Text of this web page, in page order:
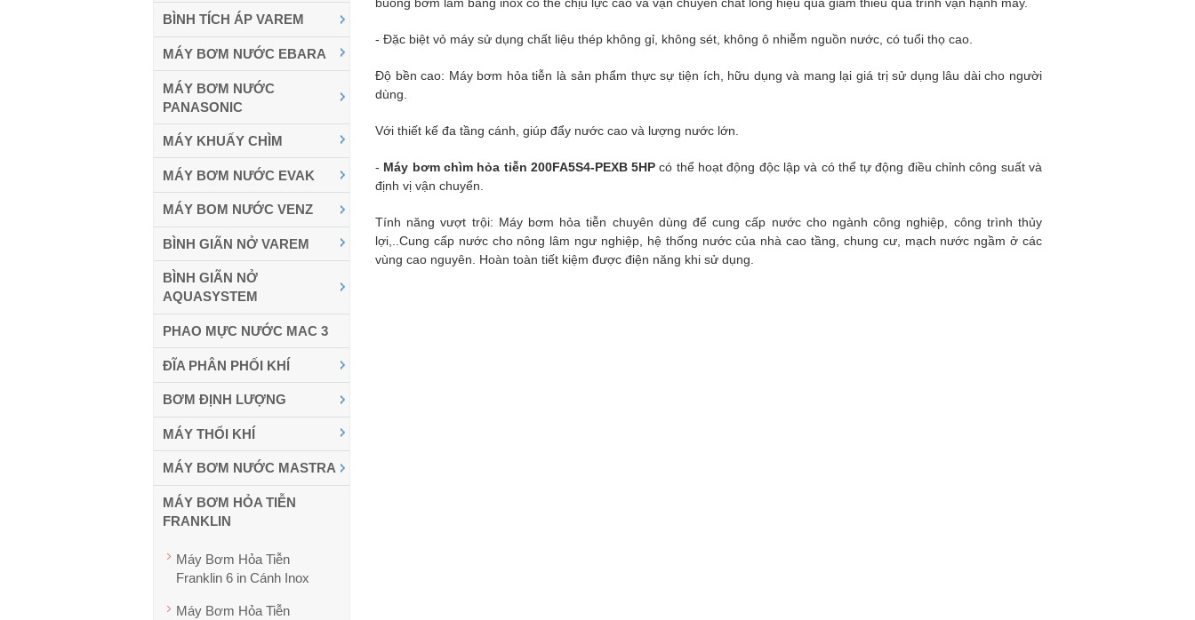
BÌNH TÍCH ÁP VAREM
MÁY BƠM NƯỚC EBARA
MÁY BƠM NƯỚC
PANASONIC
MÁY KHUẤY CHÌM
MÁY BƠM NƯỚC EVAK
MÁY BOM NƯỚC VENZ
BÌNH GIÃN NỞ VAREM
BÌNH GIÃN NỞ
AQUASYSTEM
PHAO MỰC NƯỚC MAC 3
ĐĨA PHÂN PHỐI KHÍ
BƠM ĐỊNH LƯỢNG
MÁY THỔI KHÍ
MÁY BƠM NƯỚC MASTRA
MÁY BƠM HỎA TIỄN
FRANKLIN
Máy Bơm Hỏa Tiễn
Franklin 6 in Cánh Inox
Máy Bơm Hỏa Tiễn
- Đặc biệt vỏ máy sử dụng chất liệu thép không gỉ, không sét, không ô nhiễm nguồn nước, có tuổi thọ cao.
Độ bền cao: Máy bơm hỏa tiễn là sản phẩm thực sự tiện ích, hữu dụng và mang lại giá trị sử dụng lâu dài cho người
dùng.
Với thiết kế đa tầng cánh, giúp đẩy nước cao và lượng nước lớn.
- Máy bơm chìm hỏa tiễn 200FA5S4-PEXB 5HP có thể hoạt động độc lập và có thể tự động điều chỉnh công suất và
định vị vận chuyển.
Tính năng vượt trội: Máy bơm hỏa tiễn chuyên dùng để cung cấp nước cho ngành công nghiệp, công trình thủy
lợi,..Cung cấp nước cho nông lâm ngư nghiệp, hệ thống nước của nhà cao tầng, chung cư, mạch nước ngầm ở các
vùng cao nguyên. Hoàn toàn tiết kiệm được điện năng khi sử dụng.